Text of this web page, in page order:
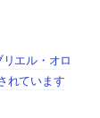
エル・オロ
れています